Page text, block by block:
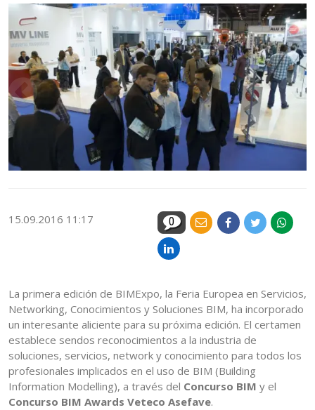
15.09.2016 11:17 0
La primera edición de BIMExpo, la Feria Europea en Servicios,
Networking, Conocimientos y Soluciones BIM, ha incorporado
un interesante aliciente para su próxima edición. El certamen
establece sendos reconocimientos a la industria de
soluciones, servicios, network y conocimiento para todos los
profesionales implicados en el uso de BIM (Building
Information Modelling), a través del Concurso BIM y el
Concurso BIM Awards Veteco Asefave.